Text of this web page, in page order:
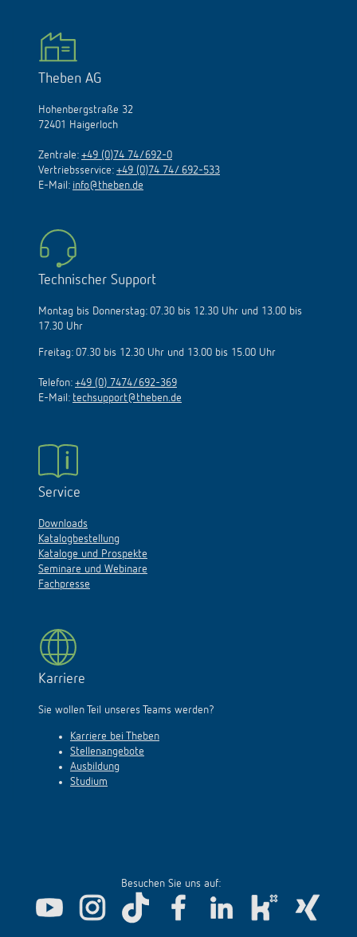
Theben AG
Hohenbergstraße 32
72401 Haigerloch
Zentrale: +49 (0)74 74/692-0
Vertriebsservice: +49 (0)74 74/ 692-533
E-Mail: info@theben.de
Technischer Support
Montag bis Donnerstag: 07.30 bis 12.30 Uhr und 13.00 bis
17.30 Uhr
Freitag: 07.30 bis 12.30 Uhr und 13.00 bis 15.00 Uhr
Telefon: +49 (0) 7474/692-369
E-Mail: techsupport@theben.de
Service
Downloads
Katalogbestellung
Kataloge und Prospekte
Seminare und Webinare
Fachpresse
Karriere
Sie wollen Teil unseres Teams werden?
Karriere bei Theben
Stellenangebote
Ausbildung
Studium
Besuchen Sie uns auf: